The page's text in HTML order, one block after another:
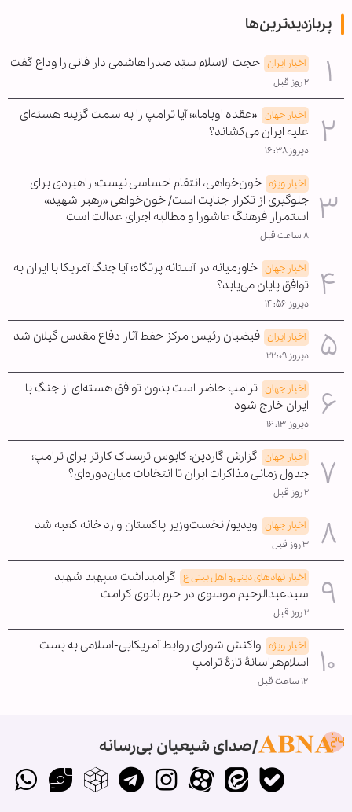
پربازدیدترین‌ها
اخبار ایران حجت الاسلام سیّد صدرا هاشمی دار فانی را وداع گفت
۲ روز قبل
اخبار جهان «عقده اوباما»؛ آیا ترامپ را به سمت گزینه هسته‌ای
علیه ایران می‌کشاند؟
دیروز ۱۶:۳۸
اخبار ویژه خون‌خواهی، انتقام احساسی نیست؛ راهبردی برای
جلوگیری از تکرار جنایت است/ خون‌خواهی «رهبر شهید»
استمرار فرهنگ عاشورا و مطالبه اجرای عدالت است
۸ ساعت قبل
اخبار جهان خاورمیانه در آستانه پرتگاه؛ آیا جنگ آمریکا با ایران به
توافق پایان می‌یابد؟
دیروز ۱۴:۵۶
اخبار ایران فیضیان رئیس مرکز حفظ آثار دفاع مقدس گیلان شد
دیروز ۲۲:۰۹
اخبار جهان ترامپ حاضر است بدون توافق هسته‌ای از جنگ با
ایران خارج شود
دیروز ۱۶:۱۳
اخبار جهان گزارش گاردین: کابوس ترسناک کارتر برای ترامپ؛
جدول زمانی مذاکرات ایران تا انتخابات میان‌دوره‌ای؟
۲ روز قبل
اخبار جهان ویدیو/ نخست‌وزیر پاکستان وارد خانه کعبه شد
۳ روز قبل
اخبار نهادهای دینی و اهل بیتی ع گرامیداشت سپهبد شهید
سیدعبدالرحیم موسوی در حرم بانوی کرامت
۲ روز قبل
اخبار ویژه واکنش شورای روابط آمریکایی-اسلامی به پست
اسلام‌هراسانۀ تازۀ ترامپ
۱۲ ساعت قبل
صدای شیعیان بی‌رسانه